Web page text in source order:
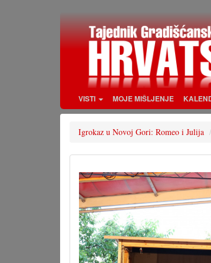
VISTI MOJE MIŠLJENJE
Igrokaz u Novoj Gori: Romeo i Julija